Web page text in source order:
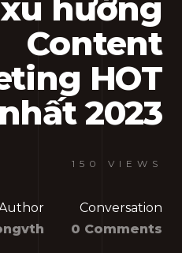
hướng
Content
HOT
nhất 2023
150 VIEWS
Conversation
0 Comments